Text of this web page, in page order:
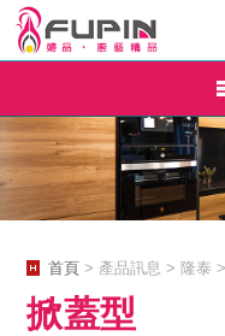
首頁 > 產品訊息 > 隆泰
掀蓋型